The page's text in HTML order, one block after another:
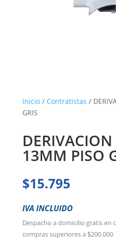
Inicio/ Contratistas /
GRIS
13MM PISO
$15.795
IVA INCLUIDO
Despacho a domicilio gratis en
compras superiores a $200.000